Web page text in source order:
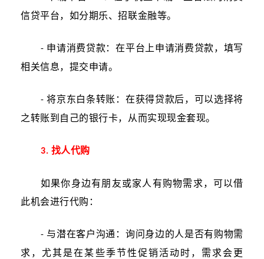
信贷平台，如分期乐、招联金融等。
- 申请消费贷款：在平台上申请消费贷款，填写
相关信息，提交申请。
-将京东白条转账：在获得贷款后，可以选择将
之转账到自己的银行卡，从而实现现金套现。
3. 找人代购
如果你身边有朋友或家人有购物需求，可以借
此机会进行代购：
- 与潜在客户沟通：询问身边的人是否有购物需
求，尤其是在某些季节性促销活动时，需求会更